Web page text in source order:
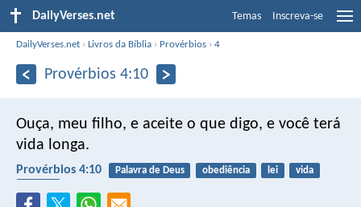
DailyVerses.net Temas Inscreva-se
DailyVerses.net ›Livros da Bíblia › Provérbios ›4
Provérbios 4:10
Ouça, meu filho, e aceite o que digo, e você terá
vida longa.
Provérbios 4:10 Palavra de Deus obediência lei
vida